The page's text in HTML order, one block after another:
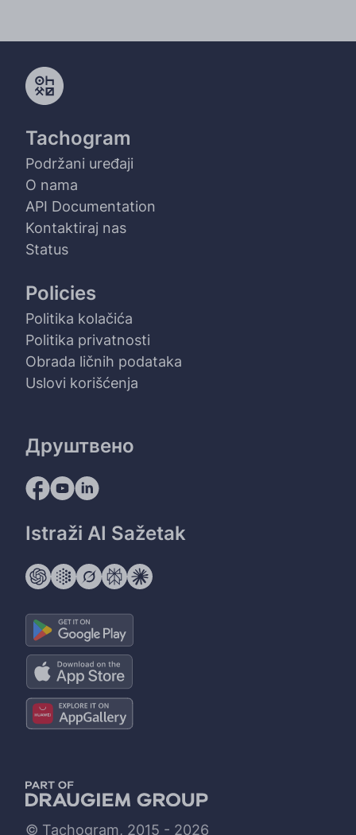
Tachogram
Podržani uređaji
O nama
API Documentation
Kontaktiraj nas
Status
Policies
Politika kolačića
Politika privatnosti
Obrada ličnih podataka
Uslovi korišćenja
Друштвено
Istraži AI Sažetak
© Tachogram, 2015 - 2026